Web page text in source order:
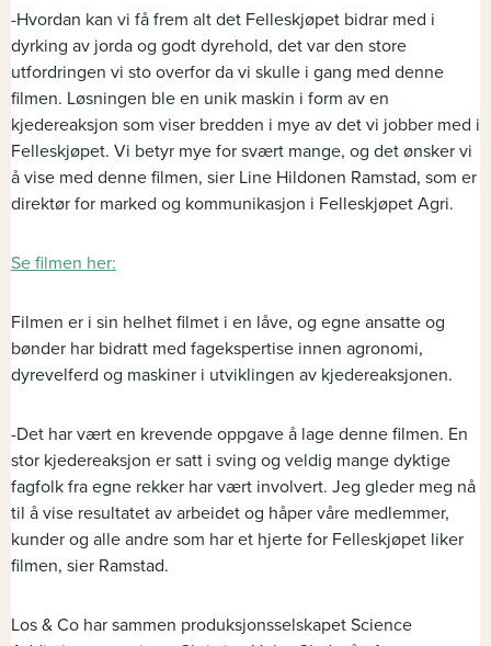
-Hvordan kan vi få frem alt det Felleskjøpet bidrar med i
dyrking av jorda og godt dyrehold, det var den store
utfordringen vi sto overfor da vi skulle i gang med denne
filmen. Løsningen ble en unik maskin i form av en
kjedereaksjon som viser bredden i mye av det vi jobber med i
Felleskjøpet. Vi betyr mye for svært mange, og det ønsker vi
å vise med denne filmen, sier Line Hildonen Ramstad, som er
direktør for marked og kommunikasjon i Felleskjøpet Agri.
Se filmen her:
Filmen er i sin helhet filmet i en låve, og egne ansatte og
bønder har bidratt med fagekspertise innen agronomi,
dyrevelferd og maskiner i utviklingen av kjedereaksjonen.
-Det har vært en krevende oppgave å lage denne filmen. En
stor kjedereaksjon er satt i sving og veldig mange dyktige
fagfolk fra egne rekker har vært involvert. Jeg gleder meg nå
til å vise resultatet av arbeidet og håper våre medlemmer,
kunder og alle andre som har et hjerte for Felleskjøpet liker
filmen, sier Ramstad.
Los & Co har sammen produksjonsselskapet Science